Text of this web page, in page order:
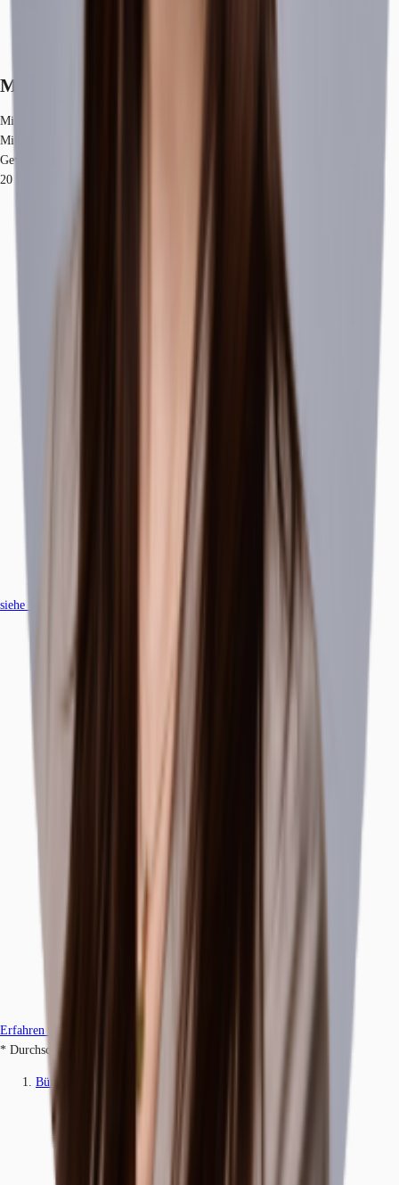
Marktinformationen
Mietmarkt
Mitte, Berlin
Gew. Ø-Miete
20 € / m²
siehe
Erfahren Sie mehr
* Durchschnittspreis auf Grundlage historischer Transaktionen.
Büros